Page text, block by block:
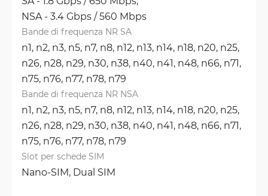
NSA - 3.4 Gbps / 560 Mbps
Bande di frequenza NR SA
n1, n2, n3, n5, n7, n8, n12, n13, n14, n18, n20, n25,
n26, n28, n29, n30, n38, n40, n41, n48, n66, n71,
n75, n76, n77, n78, n79
Bande di frequenza NR NSA
n1, n2, n3, n5, n7, n8, n12, n13, n14, n18, n20, n25,
n26, n28, n29, n30, n38, n40, n41, n48, n66, n71,
n75, n76, n77, n78, n79
Slot per schede SIM
Nano-SIM, Dual SIM